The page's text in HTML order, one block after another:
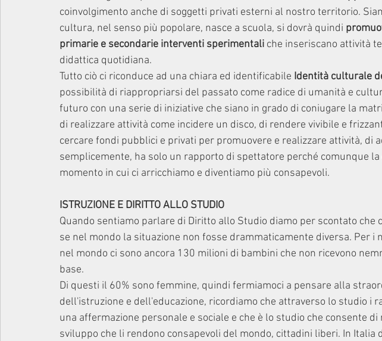
coinvolgimento anche di soggetti privati esterni al nostro territorio.
cultura, nel senso più popolare, nasce a scuola, si dovrà quindi
primarie e secondarie interventi sperimentali che inseriscano attività
didattica quotidiana.
Tutto ciò ci riconduce ad una chiara ed identificabile Identità culturale
possibilità di riappropriarsi del passato come radice di umanità e
futuro con una serie di iniziative che siano in grado di coniugare la
di realizzare attività come incidere un disco, di rendere vivibile e
cercare fondi pubblici e privati per promuovere e realizzare attività, di
semplicemente, ha solo un rapporto di spettatore perché comunque
momento in cui ci arricchiamo e diventiamo più consapevoli.
ISTRUZIONE E DIRITTO ALLO STUDIO
Quando sentiamo parlare di Diritto allo Studio diamo per scontato che
se nel mondo la situazione non fosse drammaticamente diversa. Per i
nel mondo ci sono ancora 130 milioni di bambini che non ricevono
base.
Di questi il 60% sono femmine, quindi fermiamoci a pensare alla
dell'istruzione e dell'educazione, ricordiamo che attraverso lo studio i
una affermazione personale e sociale e che è lo studio che consente
sviluppo che li rendono consapevoli del mondo, cittadini liberi. In Italia